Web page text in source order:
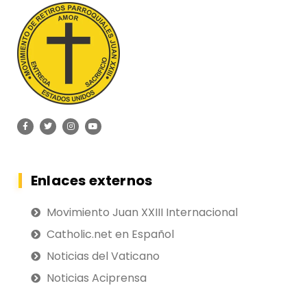
Enlaces externos
Movimiento Juan XXIII Internacional
Catholic.net en Español
Noticias del Vaticano
Noticias Aciprensa